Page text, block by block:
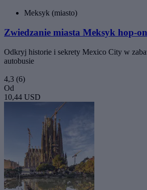
Meksyk (miasto)
Zwiedzanie miasta Meksyk hop-
Odkryj historie i sekrety Mexico City w
autobusie
4,3 (6)
Od
10,44 USD